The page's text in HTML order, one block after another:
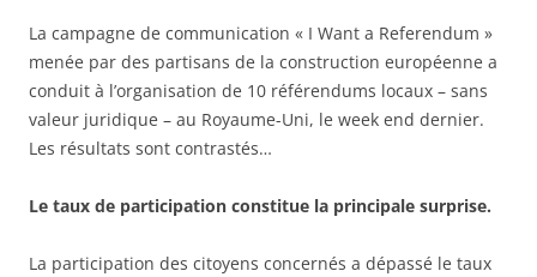
La campagne de communication « I Want a Referendum »
menée par des partisans de la construction européenne a
conduit à l’organisation de 10 référendums locaux – sans
valeur juridique – au Royaume-Uni, le week end dernier.
Les résultats sont contrastés…
Le taux de participation constitue la principale surprise.
La participation des citoyens concernés a dépassé le taux